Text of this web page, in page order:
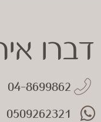
דברו
04-8699862
0509262321